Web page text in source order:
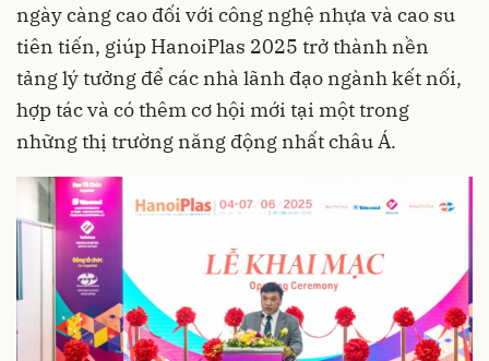
ngày càng cao đối với công nghệ nhựa và cao su
tiên tiến, giúp HanoiPlas 2025 trở thành nền
tảng lý tưởng để các nhà lãnh đạo ngành kết nối,
hợp tác và có thêm cơ hội mới tại một trong
những thị trường năng động nhất châu Á.